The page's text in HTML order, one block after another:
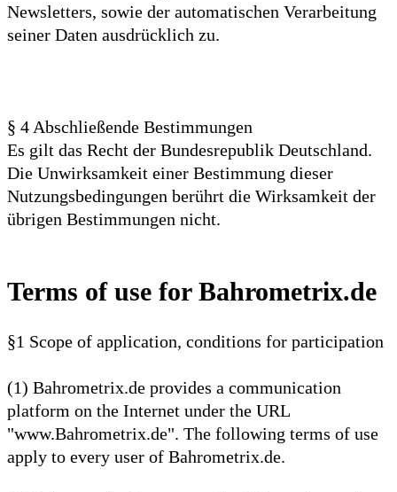
Newsletters, sowie der automatischen Verarbeitung
seiner Daten ausdrücklich zu.
§ 4 Abschließende Bestimmungen
Es gilt das Recht der Bundesrepublik Deutschland.
Die Unwirksamkeit einer Bestimmung dieser
Nutzungsbedingungen berührt die Wirksamkeit der
übrigen Bestimmungen nicht.
Terms of use for Bahrometrix.de
§1 Scope of application, conditions for participation
(1) Bahrometrix.de provides a communication
platform on the Internet under the URL
"www.Bahrometrix.de". The following terms of use
apply to every user of Bahrometrix.de.